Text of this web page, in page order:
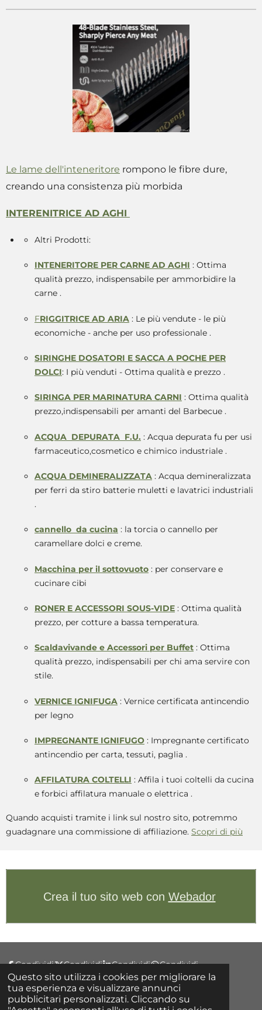
Questo sito utilizza i cookies per migliorare la
tua esperienza e visualizzare annunci
pubblicitari personalizzati. Cliccando su
Le lame dell'inteneritore rompono le fibre dure,
creando una consistenza più morbida
INTERENITRICE AD AGHI
Altri Prodotti:
INTENERITORE PER CARNE AD AGHI : Ottima
qualità prezzo, indispensabile per ammorbidire la
carne .
FRIGGITRICE AD ARIA : Le più vendute - le più
economiche - anche per uso professionale .
SIRINGHE DOSATORI E SACCA A POCHE PER
DOLCI: I più venduti - Ottima qualità e prezzo .
SIRINGA PER MARINATURA CARNI : Ottima qualità
prezzo,indispensabili per amanti del Barbecue .
ACQUA DEPURATA F.U. : Acqua depurata fu per usi
farmaceutico,cosmetico e chimico industriale .
ACQUA DEMINERALIZZATA : Acqua demineralizzata
per ferri da stiro batterie muletti e lavatrici industriali
.
cannello da cucina : la torcia o cannello per
caramellare dolci e creme.
Macchina per il sottovuoto : per conservare e
cucinare cibi
RONER E ACCESSORI SOUS-VIDE : Ottima qualità
prezzo, per cotture a bassa temperatura.
Scaldavivande e Accessori per Buffet : Ottima
qualità prezzo, indispensabili per chi ama servire con
stile.
VERNICE IGNIFUGA : Vernice certificata antincendio
per legno
IMPREGNANTE IGNIFUGO : Impregnante certificato
antincendio per carta, tessuti, paglia .
AFFILATURA COLTELLI : Affila i tuoi coltelli da cucina
e forbici affilatura manuale o elettrica .
Quando acquisti tramite i link sul nostro sito, potremmo
guadagnare una commissione di affiliazione. Scopri di più
Crea il tuo sito web con Webador
Condividi Condividi Condividi Condividi
F